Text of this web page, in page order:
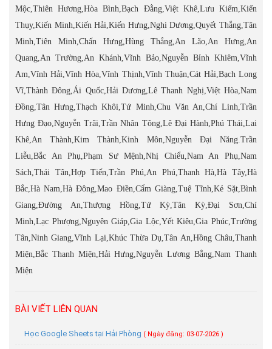
Mộc,Thiên Hương,Hòa Bình,Bạch Đằng,Việt Khê,Lưu Kiếm,Kiến
Thụy,Kiến Minh,Kiến Hải,Kiến Hưng,Nghi Dương,Quyết Thắng,Tân
Minh,Tiên Minh,Chấn Hưng,Hùng Thắng,An Lão,An Hưng,An
Quang,An Trường,An Khánh,Vĩnh Bảo,Nguyễn Bỉnh Khiêm,Vĩnh
Am,Vĩnh Hải,Vĩnh Hòa,Vĩnh Thịnh,Vĩnh Thuận,Cát Hải,Bạch Long
Vĩ,Thành Đông,Ái Quốc,Hải Dương,Lê Thanh Nghị,Việt Hòa,Nam
Đồng,Tân Hưng,Thạch Khôi,Tứ Minh,Chu Văn An,Chí Linh,Trần
Hưng Đạo,Nguyễn Trãi,Trần Nhân Tông,Lê Đại Hành,Phú Thái,Lai
Khê,An Thành,Kim Thành,Kinh Môn,Nguyễn Đại Năng.Trần
Liễu,Bắc An Phụ,Phạm Sư Mệnh,Nhị Chiểu,Nam An Phụ,Nam
Sách,Thái Tân,Hợp Tiến,Trần Phú,An Phú,Thanh Hà,Hà Tây,Hà
Bắc,Hà Nam,Hà Đông,Mao Điền,Cẩm Giàng,Tuệ Tĩnh,Kẻ Sặt,Bình
Giang,Đường An,Thượng Hồng,Tứ Kỳ,Tân Kỳ,Đại Sơn,Chí
Minh,Lạc Phượng,Nguyên Giáp,Gia Lộc,Yết Kiêu,Gia Phúc,Trường
Tân,Ninh Giang,Vĩnh Lại,Khúc Thừa Dụ,Tân An,Hồng Châu,Thanh
Miện,Bắc Thanh Miện,Hải Hưng,Nguyễn Lương Bằng,Nam Thanh
Miện
BÀI VIẾT LIÊN QUAN
Học Google Sheets tại Hải Phòng ( Ngày đăng: 03-07-2026 )